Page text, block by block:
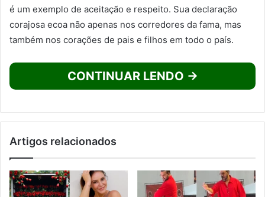
é um exemplo de aceitação e respeito. Sua declaração
corajosa ecoa não apenas nos corredores da fama, mas
também nos corações de pais e filhos em todo o país.
CONTINUAR LENDO →
Artigos relacionados